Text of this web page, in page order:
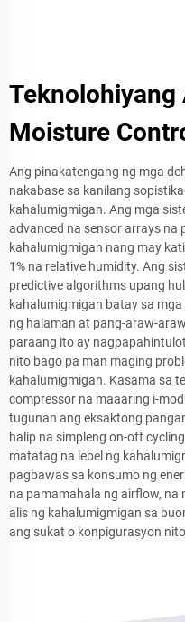
Teknolohiyang
Moisture
Ang pinakatengang ng mga
nakabase sa kanilang
kahalumigmigan. Ang mga
advanced na sensor arrays na
kahalumigmigan nang may
1% na relative humidity. Ang
predictive algorithms upang
kahalumigmigan batay sa
ng halaman at pang-araw-
paraang ito ay
nito bago pa man maging
kahalumigmigan. Kasama sa
compressor na maaaring i-
tugunan ang eksaktong
halip na simpleng on-off
matatag na lebel ng
pagbawas sa konsumo ng
na pamamahala ng airflow,
alis ng kahalumigmigan sa
ang sukat o konpigurasyon